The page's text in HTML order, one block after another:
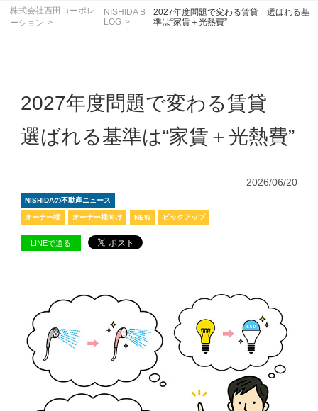
株式会社西田コーポレ
ーション
NISHIDA B
LOG
2027年度問題で変わる賃貸 選ばれる基
準は“家賃＋光熱費”
2027年度問題で変わる賃貸
選ばれる基準は“家賃＋光熱費”
2026/06/20
NISHIDAの不動産ニュース
オーナー様 オーナー様向け NEW ピックアップ
LINEで送る